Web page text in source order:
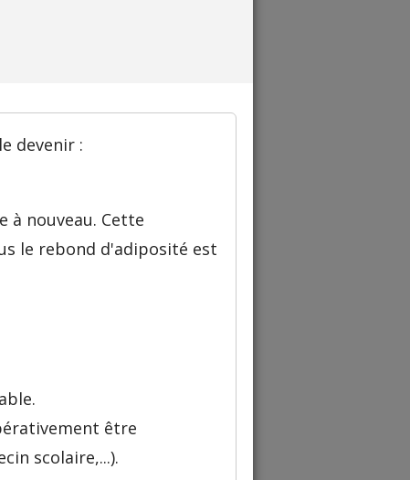
devenir :
à nouveau. Cette
le rebond d'adiposité est
être
scolaire,...).